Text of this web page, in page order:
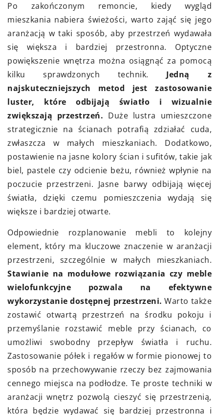
Po zakończonym remoncie, kiedy wygląd
mieszkania nabiera świeżości, warto zająć się jego
aranżacją w taki sposób, aby przestrzeń wydawała
się większa i bardziej przestronna. Optyczne
powiększenie wnętrza można osiągnąć za pomocą
kilku sprawdzonych technik. Jedną z
najskuteczniejszych metod jest zastosowanie
luster, które odbijają światło i wizualnie
zwiększają przestrzeń. Duże lustra umieszczone
strategicznie na ścianach potrafią zdziałać cuda,
zwłaszcza w małych mieszkaniach. Dodatkowo,
postawienie na jasne kolory ścian i sufitów, takie jak
biel, pastele czy odcienie beżu, również wpłynie na
poczucie przestrzeni. Jasne barwy odbijają więcej
światła, dzięki czemu pomieszczenia wydają się
większe i bardziej otwarte.
Odpowiednie rozplanowanie mebli to kolejny
element, który ma kluczowe znaczenie w aranżacji
przestrzeni, szczególnie w małych mieszkaniach.
Stawianie na modułowe rozwiązania czy meble
wielofunkcyjne pozwala na efektywne
wykorzystanie dostępnej przestrzeni. Warto także
zostawić otwartą przestrzeń na środku pokoju i
przemyślanie rozstawić meble przy ścianach, co
umożliwi swobodny przepływ światła i ruchu.
Zastosowanie półek i regałów w formie pionowej to
sposób na przechowywanie rzeczy bez zajmowania
cennego miejsca na podłodze. Te proste techniki w
aranżacji wnętrz pozwolą cieszyć się przestrzenią,
która będzie wydawać się bardziej przestronna i